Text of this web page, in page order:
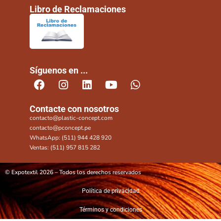
Libro de Reclamaciones
Síguenos en ...
Contacte con nosotros
contacto@plastic-concept.com
contacto@pconcept.pe
WhatsApp: (511) 944 428 920
Ventas: (511) 957 815 282
© Expotextil 2026 – Todos los derechos reservados
Política de privacidad
Términos y condiciones